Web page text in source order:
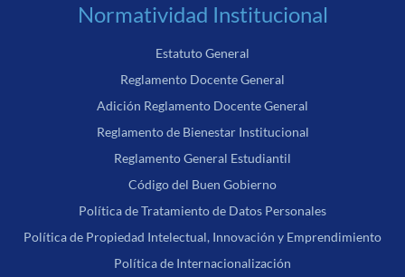
Normatividad Institucional
Estatuto General
Reglamento Docente General
Adición Reglamento Docente General
Reglamento de Bienestar Institucional
Reglamento General Estudiantil
Código del Buen Gobierno
Política de Tratamiento de Datos Personales
Política de Propiedad Intelectual, Innovación y Emprendimiento
Política de Internacionalización